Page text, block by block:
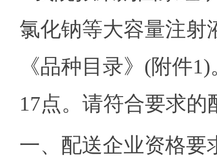
氯化钠等大容量注射
《品种目录》(附件
17点。请符合要求
一、配送企业资格要